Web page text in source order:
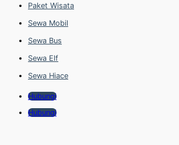
Paket Wisata
Sewa Mobil
Sewa Bus
Sewa Elf
Sewa Hiace
Hubungi
Hubungi